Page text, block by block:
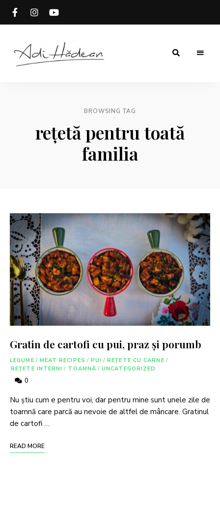
BROWSING TAG
rețetă pentru toată
familia
Gratin de cartofi cu pui, praz și porumb
LEGUME / MEAT RECIPES / PUI / REȚETE CU CARNE /
REȚETE INTERNI / TOAMNĂ / UNCATEGORIZED
0
Nu ştiu cum e pentru voi, dar pentru mine sunt unele zile de
toamnă care parcă au nevoie de altfel de mâncare. Gratinul
de cartofi …
READ MORE